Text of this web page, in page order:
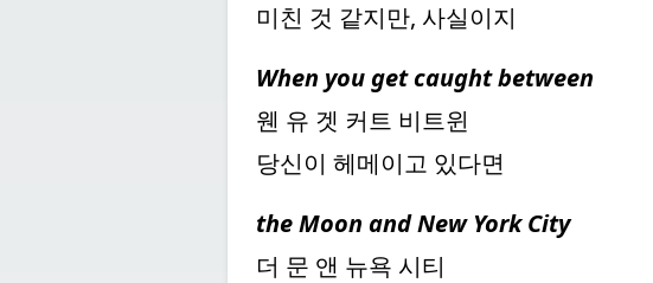
미친 것 같지만, 사실이지
When you get caught between
웬 유 겟 커트 비트윈
당신이 헤메이고 있다면
the Moon and New York City
더 문 앤 뉴욕 시티